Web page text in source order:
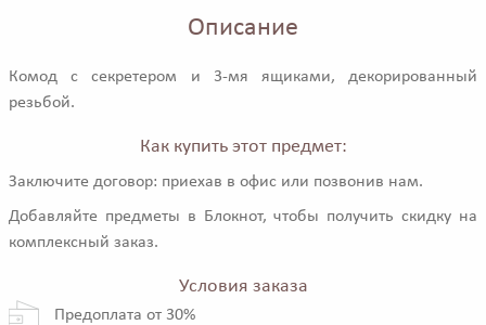
Описание
Комод с секретером и 3-мя ящиками, декорированный
резьбой.
Как купить этот предмет:
Заключите договор: приехав в офис или позвонив нам.
Добавляйте предметы в Блокнот, чтобы получить скидку на
комплексный заказ.
Условия заказа
Предоплата от 30%